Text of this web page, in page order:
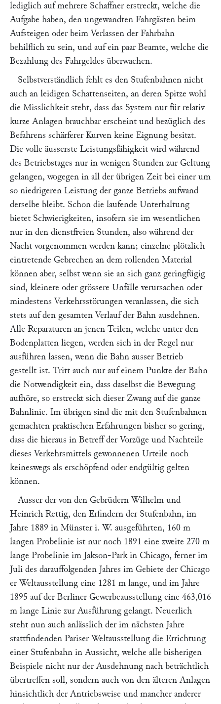
lediglich auf mehrere Schaffner erstreckt, welche die
Aufgabe haben, den ungewandten Fahrgästen beim
Aufsteigen oder beim Verlassen der Fahrbahn
behilflich zu sein, und auf ein paar Beamte, welche die
Bezahlung des Fahrgeldes überwachen.
Selbstverständlich fehlt es den Stufenbahnen nicht
auch an leidigen Schattenseiten, an deren Spitze wohl
die Misslichkeit steht, dass das System nur für relativ
kurze Anlagen brauchbar erscheint und bezüglich des
Befahrens schärferer Kurven keine Eignung besitzt.
Die volle äusserste Leistungsfähigkeit wird während
des Betriebstages nur in wenigen Stunden zur Geltung
gelangen, wogegen in all der übrigen Zeit bei einer um
so niedrigeren Leistung der ganze Betriebs aufwand
derselbe bleibt. Schon die laufende Unterhaltung
bietet Schwierigkeiten, insofern sie im wesentlichen
nur in den dienstfreien Stunden, also während der
Nacht vorgenommen werden kann; einzelne plötzlich
eintretende Gebrechen an dem rollenden Material
können aber, selbst wenn sie an sich ganz geringfügig
sind, kleinere oder grössere Unfälle verursachen oder
mindestens Verkehrsstörungen veranlassen, die sich
stets auf den gesamten Verlauf der Bahn ausdehnen.
Alle Reparaturen an jenen Teilen, welche unter den
Bodenplatten liegen, werden sich in der Regel nur
ausführen lassen, wenn die Bahn ausser Betrieb
gestellt ist. Tritt auch nur auf einem Punkte der Bahn
die Notwendigkeit ein, dass daselbst die Bewegung
aufhöre, so erstreckt sich dieser Zwang auf die ganze
Bahnlinie. Im übrigen sind die mit den Stufenbahnen
gemachten praktischen Erfahrungen bisher so gering,
dass die hieraus in Betreff der Vorzüge und Nachteile
dieses Verkehrsmittels gewonnenen Urteile noch
keineswegs als erschöpfend oder endgültig gelten
können.
Ausser der von den Gebrüdern Wilhelm und
Heinrich Rettig, den Erfindern der Stufenbahn, im
Jahre 1889 in Münster i. W. ausgeführten, 160 m
langen Probelinie ist nur noch 1891 eine zweite 270 m
lange Probelinie im Jakson-Park in Chicago, ferner im
Juli des darauffolgenden Jahres im Gebiete der Chicago
er Weltausstellung eine 1281 m lange, und im Jahre
1895 auf der Berliner Gewerbeausstellung eine 463,016
m lange Linie zur Ausführung gelangt. Neuerlich
steht nun auch anlässlich der im nächsten Jahre
stattfindenden Pariser Weltausstellung die Errichtung
einer Stufenbahn in Aussicht, welche alle bisherigen
Beispiele nicht nur der Ausdehnung nach beträchtlich
übertreffen soll, sondern auch von den älteren Anlagen
hinsichtlich der Antriebsweise und mancher anderer